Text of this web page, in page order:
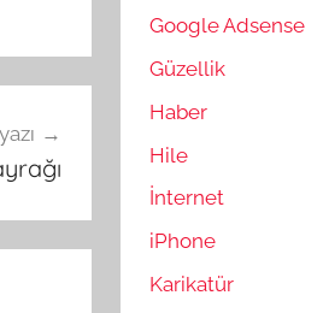
Google Adsense
Güzellik
Haber
Hile
İnternet
iPhone
Karikatür